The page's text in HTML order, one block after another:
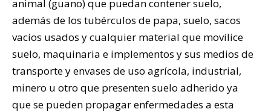
animal (guano) que puedan contener suelo,
además de los tubérculos de papa, suelo, sacos
vacíos usados y cualquier material que movilice
suelo, maquinaria e implementos y sus medios de
transporte y envases de uso agrícola, industrial,
minero u otro que presenten suelo adherido ya
que se pueden propagar enfermedades a esta